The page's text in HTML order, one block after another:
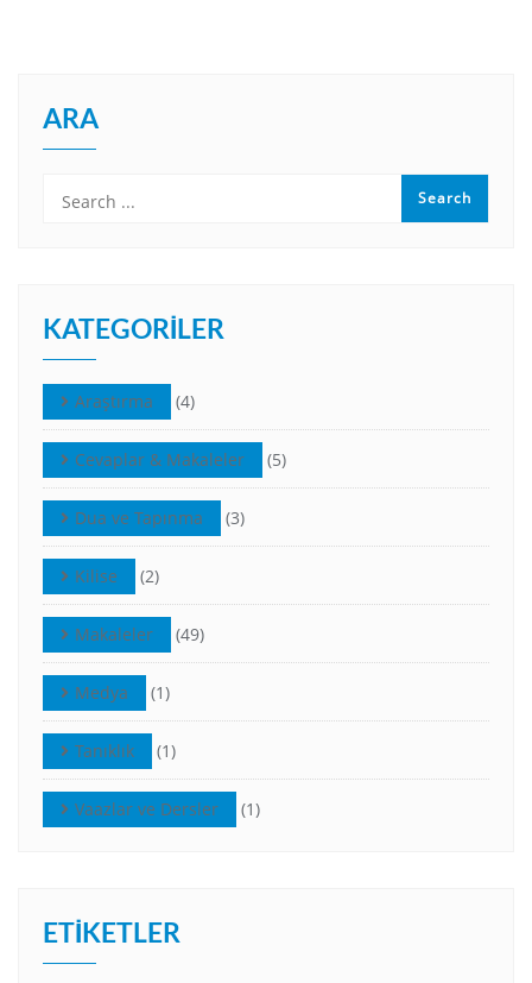
ARA
KATEGORILER
Araştırma (4)
Cevaplar & Makaleler (5)
Dua ve Tapınma (3)
Kilise (2)
Makaleler (49)
Medya (1)
Tanıklık (1)
Vaazlar ve Dersler (1)
ETIKETLER